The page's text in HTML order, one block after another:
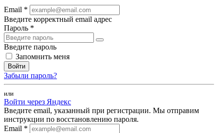
Email *
Введите корректный email адрес
Пароль *
Введите пароль
Запомнить меня
Войти
Забыли пароль?
или
Войти через Яндекс
Введите email, указанный при регистрации. Мы отправим
инструкции по восстановлению пароля.
Email *